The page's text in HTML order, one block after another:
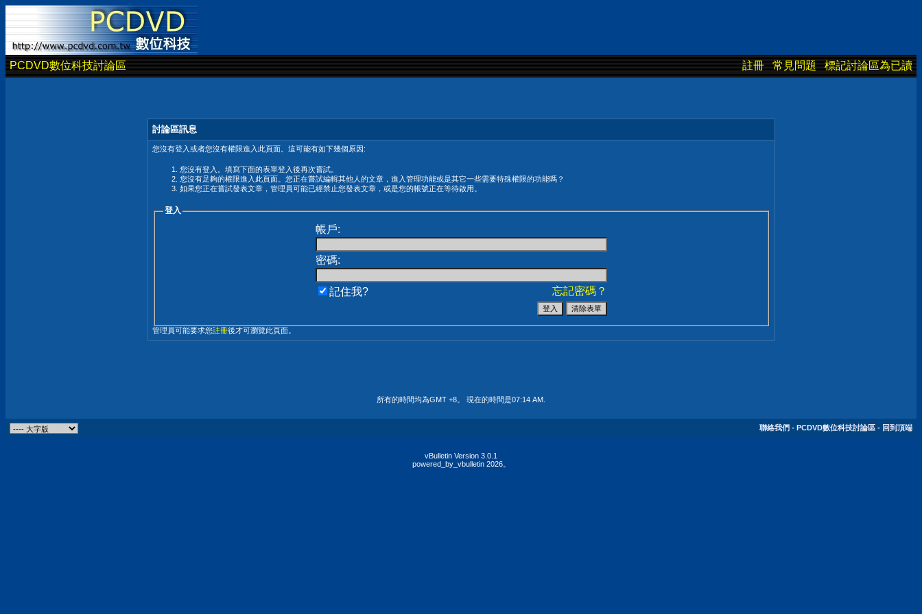
PCDVD數位科技討論區 註冊 常見問題 標記討論區為已讀
討論區訊息
您沒有登入或者您沒有權限進入此頁面。這可能有如下幾個原因:
您沒有登入。填寫下面的表單登入後再次嘗試。
您沒有足夠的權限進入此頁面。您正在嘗試編輯其他人的文章，進入管理功能或是其它一些需要特殊權限的功能嗎？
如果您正在嘗試發表文章，管理員可能已經禁止您發表文章，或是您的帳號正在等待啟用。
登入
帳戶:
密碼:
忘記密碼？
記住我?
管理員可能要求您註冊後才可瀏覽此頁面。
所有的時間均為GMT +8。 現在的時間是07:14 AM
聯絡我們 - PCDVD數位科技討論區 - 回到頂端
vBulletin Version 3.0.1
powered_by_vbulletin 2026。